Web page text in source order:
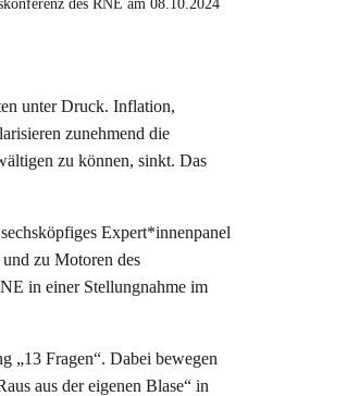
des RNE am 08.10.2024
unter Druck. Inflation,
zunehmend die
zu können, sinkt. Das
Expert*innenpanel
zu Motoren des
in einer Stellungnahme im
„13 Fragen“. Dabei bewegen
aus der eigenen Blase“ in